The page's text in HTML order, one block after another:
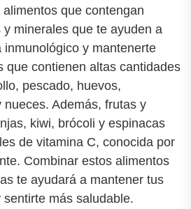
que contengan
minerales que te ayuden a
y mantenerte
que contienen altas cantidades
pescado, huevos,
nueces. Además, frutas y
kiwi, brócoli y espinacas
de vitamina C, conocida por
Combinar estos alimentos
te ayudará a mantener tus
más saludable.